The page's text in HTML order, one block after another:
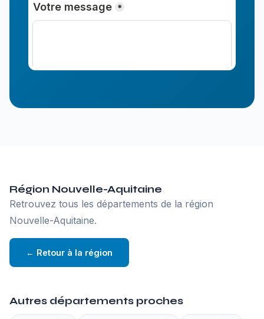
Région Nouvelle-Aquitaine
Retrouvez tous les départements de la région
Nouvelle-Aquitaine.
← Retour à la région
Autres départements proches